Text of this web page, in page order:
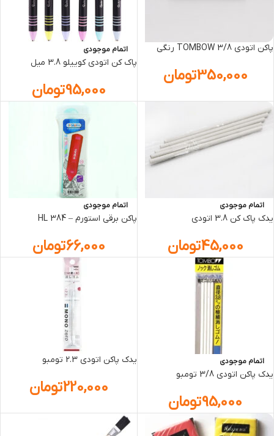
پاکن اتودي 3/8 TOMBOW رنگي
350,000تومان
اتمام موجودی
پاک کن اتودی کوییلو 3.8 میل
95,000تومان
اتمام موجودی
يدک پاک کن 3.8 اتودي
45,000تومان
اتمام موجودی
پاکن برقي استورم – HL 384
66,000تومان
اتمام موجودی
يدک پاکن اتودي 3/8 تومبو
95,000تومان
يدک پاکن اتودي 2.3 تومبو
220,000تومان